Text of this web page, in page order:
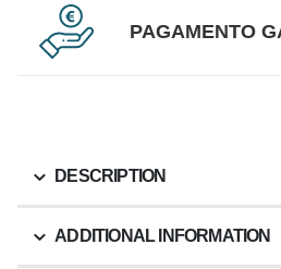
PAGAMENTO
DESCRIPTION
ADDITIONAL INFORMATION